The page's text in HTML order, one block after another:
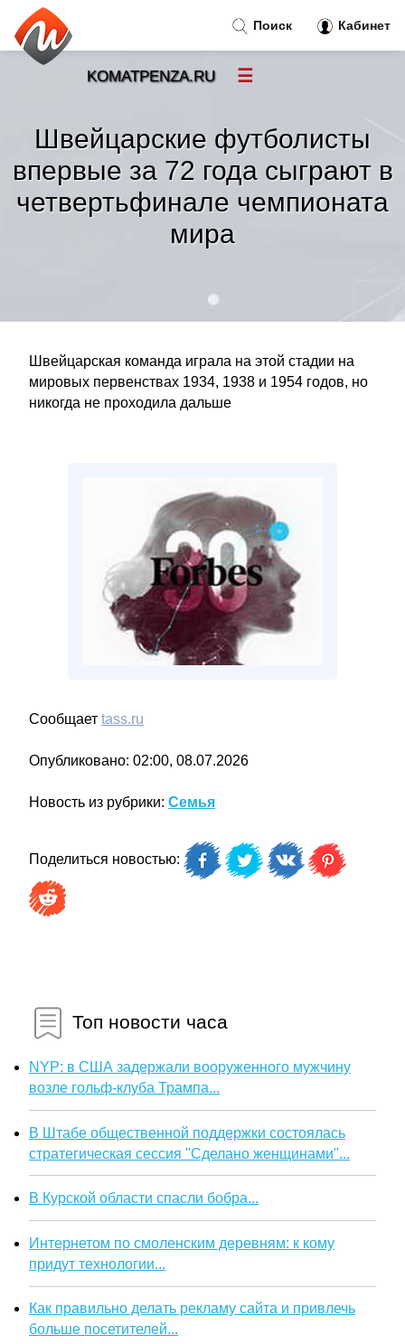
Швейцарские футболисты
впервые за 72 года сыграют в
четвертьфинале чемпионата
мира
Швейцарская команда играла на этой стадии на
мировых первенствах 1934, 1938 и 1954 годов, но
никогда не проходила дальше
Сообщает tass.ru
Опубликовано: 02:00, 08.07.2026
Новость из рубрики: Семья
Поделиться новостью:
Топ новости часа
NYP: в США задержали вооруженного мужчину
возле гольф-клуба Трампа...
В Штабе общественной поддержки состоялась
стратегическая сессия "Сделано женщинами"...
В Курской области спасли бобра...
Интернетом по смоленским деревням: к кому
придут технологии...
Как правильно делать рекламу сайта и привлечь
больше посетителей...
Поиск Кабинет
KOMATPENZA.RU ☰
Новости»
Тренды новостей»
Рубрики»